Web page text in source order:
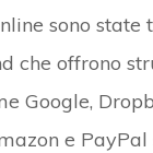
sono
che offrono
Google,
e